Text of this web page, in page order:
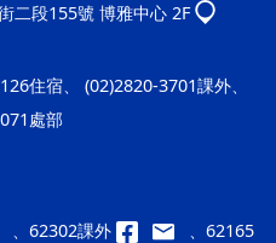
二段155號 博雅中心 2F
住宿、 (02)2820-3701課外、
處部
、62302課外
、62165